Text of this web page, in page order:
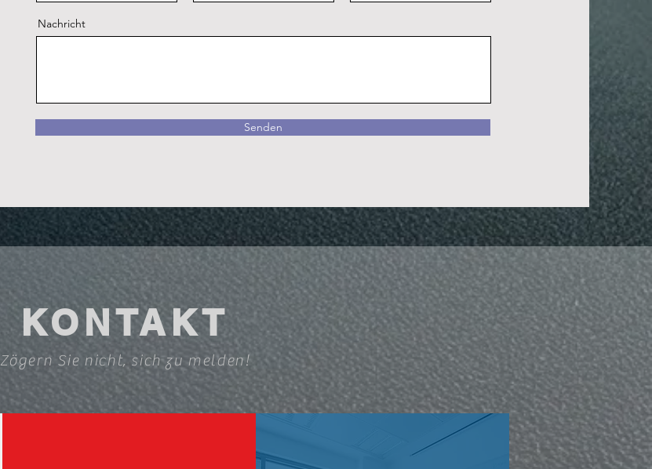
Nachricht
Senden
KONTAKT
Zögern Sie nicht, sich zu melden!